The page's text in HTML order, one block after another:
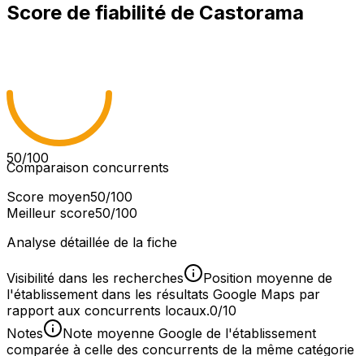
Score de fiabilité de Castorama
50/100
Comparaison concurrents
Score moyen50/100
Meilleur score50/100
Analyse détaillée de la fiche
Visibilité dans les recherches
Position moyenne de
l'établissement dans les résultats Google Maps par
rapport aux concurrents locaux.0/10
Notes
Note moyenne Google de l'établissement
comparée à celle des concurrents de la même catégorie